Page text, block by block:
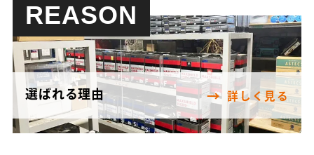
REASON
選ばれる理由 詳しく見る